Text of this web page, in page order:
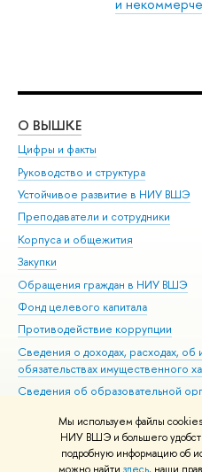
Мы используем файлы
НИУ ВШЭ и большего
подробную информацию об
и
О ВЫШКЕ
Цифры и факты
Руководство и структура
Устойчивое развитие в НИУ ВШЭ
Преподаватели и сотрудники
Корпуса и общежития
Закупки
Обращения граждан в НИУ ВШЭ
Фонд целевого капитала
Противодействие коррупции
Сведения о доходах, расходах, об
обязательствах имущественного
Сведения об образовательной
Людям с ограниченными
Единая платежная страница
Работа в Вышке